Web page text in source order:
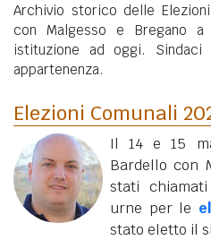
Archivio storico delle
con Malgesso e Bregano
istituzione ad oggi.
appartenenza.
Elezioni Comunali
Il 14 e 15
Bardello con
stati
urne per le
stato eletto il